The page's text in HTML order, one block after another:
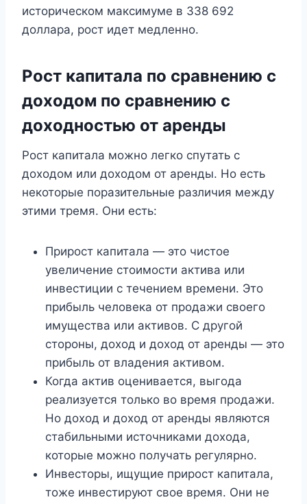
историческом максимуме в 338 692
доллара, рост идет медленно.
Рост капитала по сравнению с
доходом по сравнению с
доходностью от аренды
Рост капитала можно легко спутать с
доходом или доходом от аренды. Но есть
некоторые поразительные различия между
этими тремя. Они есть:
Прирост капитала — это чистое
увеличение стоимости актива или
инвестиции с течением времени. Это
прибыль человека от продажи своего
имущества или активов. С другой
стороны, доход и доход от аренды — это
прибыль от владения активом.
Когда актив оценивается, выгода
реализуется только во время продажи.
Но доход и доход от аренды являются
стабильными источниками дохода,
которые можно получать регулярно.
Инвесторы, ищущие прирост капитала,
тоже инвестируют свое время. Они не